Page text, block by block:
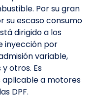
Por su gran
su escaso consumo
dirigido a los
inyección por
variable,
otros. Es
a motores
DPF.